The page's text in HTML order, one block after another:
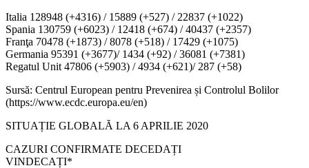
Italia 128948 (+4316) / 15889 (+527) / 22837 (+1022)
Spania 130759 (+6023) / 12418 (+674) / 40437 (+2357)
Franţa 70478 (+1873) / 8078 (+518) / 17429 (+1075)
Germania 95391 (+3677)/ 1434 (+92) / 36081 (+7381)
Regatul Unit 47806 (+5903) / 4934 (+621)/ 287 (+58)
Sursă: Centrul European pentru Prevenirea și Controlul Bolilor
(https://www.ecdc.europa.eu/en)
SITUAȚIE GLOBALĂ LA 6 APRILIE 2020
CAZURI CONFIRMATE DECEDAȚI
VINDECAȚI*